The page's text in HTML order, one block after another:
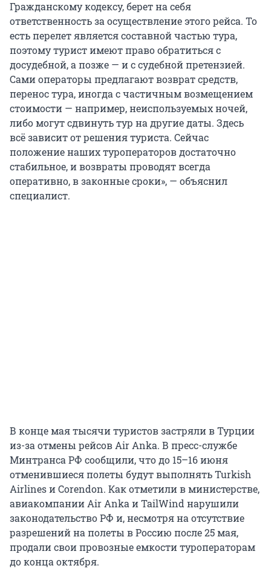
Гражданскому кодексу, берет на себя
ответственность за осуществление этого рейса. То
есть перелет является составной частью тура,
поэтому турист имеют право обратиться с
досудебной, а позже — и с судебной претензией.
Сами операторы предлагают возврат средств,
перенос тура, иногда с частичным возмещением
стоимости — например, неиспользуемых ночей,
либо могут сдвинуть тур на другие даты. Здесь
всё зависит от решения туриста. Сейчас
положение наших туроператоров достаточно
стабильное, и возвраты проводят всегда
оперативно, в законные сроки», — объяснил
специалист.
В конце мая тысячи туристов застряли в Турции
из-за отмены рейсов Air Anka. В пресс-службе
Минтранса РФ сообщили, что до 15–16 июня
отменившиеся полеты будут выполнять Turkish
Airlines и Corendon. Как отметили в министерстве,
авиакомпании Air Anka и TailWind нарушили
законодательство РФ и, несмотря на отсутствие
разрешений на полеты в Россию после 25 мая,
продали свои провозные емкости туроператорам
до конца октября.